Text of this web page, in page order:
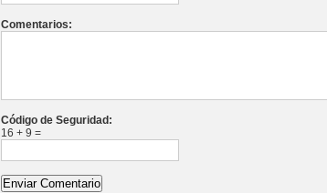
Comentarios:
Código de Seguridad:
16 + 9 =